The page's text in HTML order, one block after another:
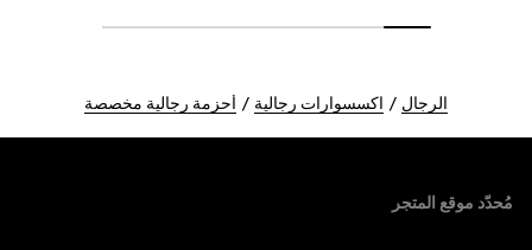
الرجال اكسسوارات رجالية أحزمة رجالية مخصصة
مُحدّد موقع المتجر